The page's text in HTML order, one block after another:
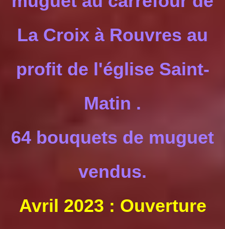
La Croix à Rouvres au
profit de l'église Saint-
Matin .
64 bouquets de muguet
vendus.
Avril 2023 : Ouverture